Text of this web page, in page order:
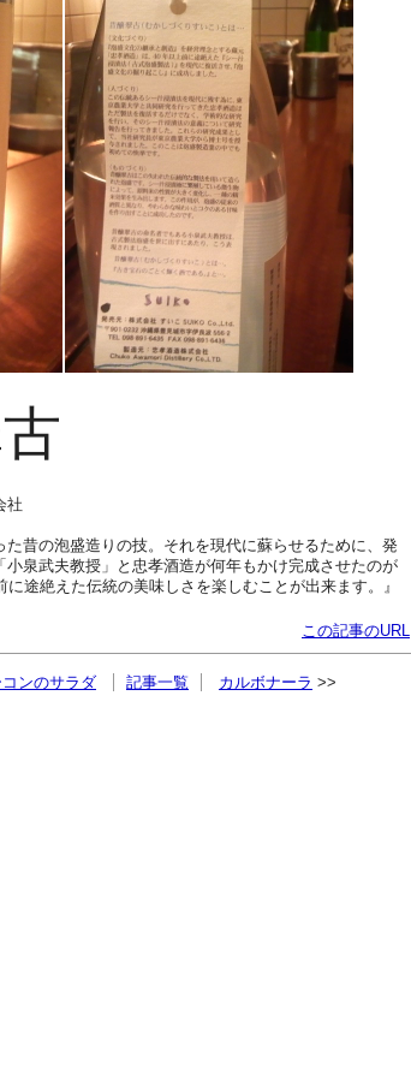
社
た昔の泡盛造りの技。それを現代に蘇らせるために、発
泉武夫教授」と忠孝酒造が何年もかけ完成させたのが
途絶えた伝統の美味しさを楽しむことが出来ます。』
この記事のURL
ンのサラダ 記事一覧 カルボナーラ